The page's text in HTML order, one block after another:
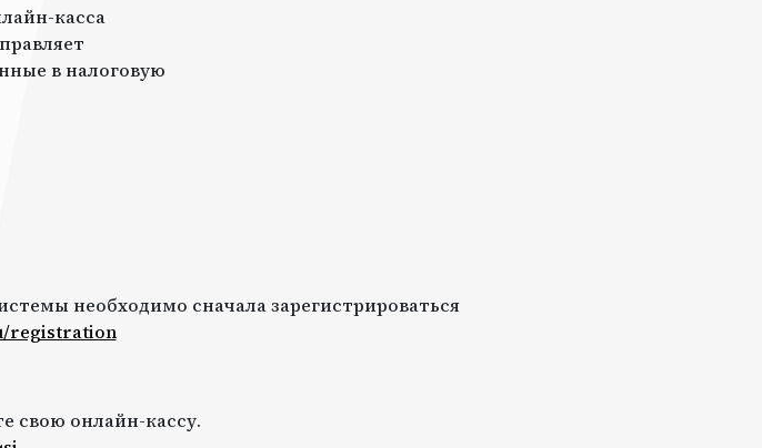
касса
в налоговую
необходимо сначала зарегистрироваться
registration
свою онлайн-кассу.